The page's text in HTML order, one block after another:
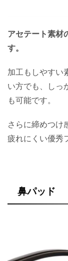
アセテート素材
す。
加工もしやすい
い方でも、しっ
も可能です。
さらに締めつけ
疲れにくい優秀
鼻パッド